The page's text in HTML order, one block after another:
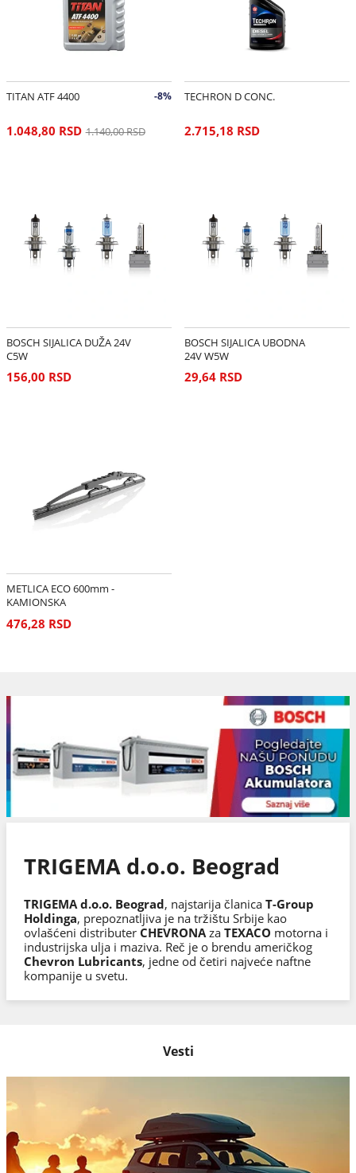
TITAN ATF 4400 -8%
1.048,80 RSD 1.140,00 RSD
TECHRON D CONC.
2.715,18 RSD
BOSCH SIJALICA DUŽA 24V
C5W
156,00 RSD
BOSCH SIJALICA UBODNA
24V W5W
29,64 RSD
METLICA ECO 600mm -
KAMIONSKA
476,28 RSD
TRIGEMA d.o.o. Beograd
TRIGEMA d.o.o. Beograd, najstarija članicaT-Group
Holdinga, prepoznatljiva je na tržištu Srbije kao
ovlašćeni distributerCHEVRONA zaTEXACO motorna i
industrijska ulja i maziva. Reč je o brendu američkog
Chevron Lubricants, jedne od četiri najveće naftne
kompanije u svetu.
Vesti